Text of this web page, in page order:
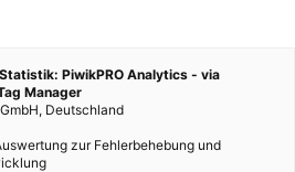
PiwikPRO Analytics - via
Manager
Deutschland
zur Fehlerbehebung und